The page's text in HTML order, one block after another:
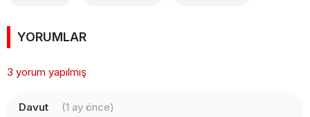
YORUMLAR
3 yorum yapılmış
Davut
(1 ay önce)